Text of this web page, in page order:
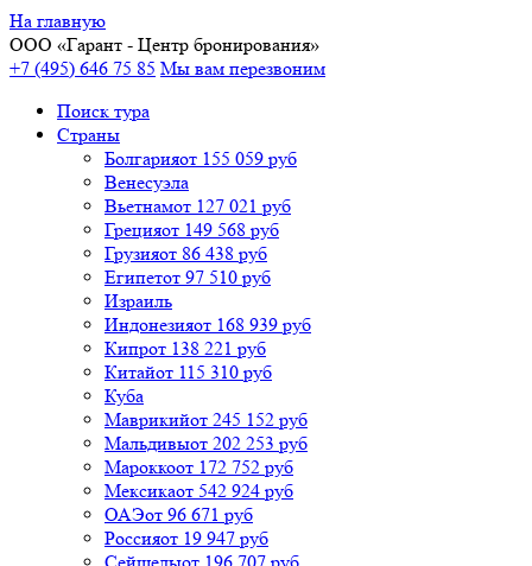
На главную
ООО «Гарант - Центр бронирования»
+7 (495) 646 75 85 Мы вам перезвоним
Поиск тура
Cтраны
Болгарияот 155 059 руб
Венесуэла
Вьетнамот 127 021 руб
Грецияот 149 568 руб
Грузияот 86 438 руб
Египетот 97 510 руб
Израиль
Индонезияот 168 939 руб
Кипрот 138 221 руб
Китайот 115 310 руб
Куба
Маврикийот 245 152 руб
Мальдивыот 202 253 руб
Мароккоот 172 752 руб
Мексикаот 542 924 руб
ОАЭот 96 671 руб
Россияот 19 947 руб